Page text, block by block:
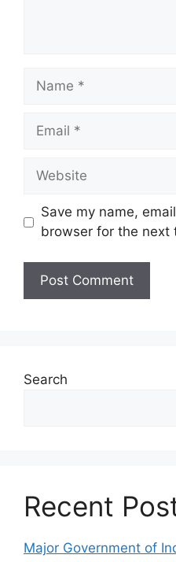
Name
Email
Website
Save my name,
browser for the next
Search
Recent
Major Government of